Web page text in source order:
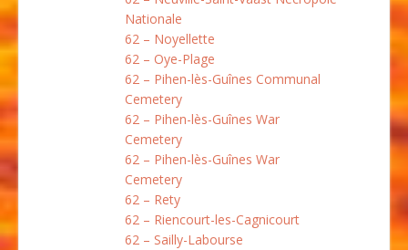
Nationale
62 – Noyellette
62 – Oye-Plage
62 – Pihen-lès-Guînes Communal
Cemetery
62 – Pihen-lès-Guînes War
Cemetery
62 – Pihen-lès-Guînes War
Cemetery
62 – Rety
62 – Riencourt-les-Cagnicourt
62 – Sailly-Labourse